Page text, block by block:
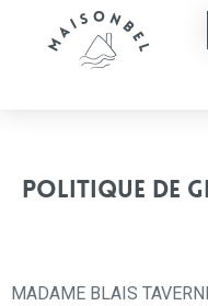
POLITIQUE DE
MADAME BLAIS